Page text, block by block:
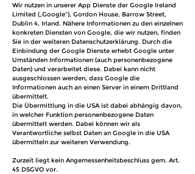
Wir nutzen in unserer App Dienste der Google Ireland
Limited („Google“), Gordon House, Barrow Street,
Dublin 4, Irland. Nähere Informationen zu den einzelnen
konkreten Diensten von Google, die wir nutzen, finden
Sie in der weiteren Datenschutzerklärung. Durch die
Einbindung der Google Dienste erhebt Google unter
Umständen Informationen (auch personenbezogene
Daten) und verarbeitet diese. Dabei kann nicht
ausgeschlossen werden, dass Google die
Informationen auch an einen Server in einem Drittland
übermittelt.
Die Übermittlung in die USA ist dabei abhängig davon,
in welcher Funktion personenbezogene Daten
übermittelt werden. Dabei können wir als
Verantwortliche selbst Daten an Google in die USA
übermitteln zur weiteren Verwendung.
Zurzeit liegt kein Angemessenheitsbeschluss gem. Art.
45 DSGVO vor.